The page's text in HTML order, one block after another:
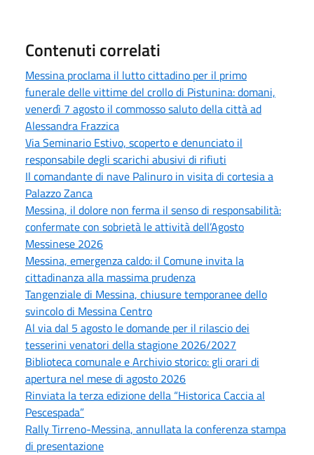
Contenuti correlati
Messina proclama il lutto cittadino per il primo
funerale delle vittime del crollo di Pistunina: domani,
venerdì 7 agosto il commosso saluto della città ad
Alessandra Frazzica
Via Seminario Estivo, scoperto e denunciato il
responsabile degli scarichi abusivi di rifiuti
Il comandante di nave Palinuro in visita di cortesia a
Palazzo Zanca
Messina, il dolore non ferma il senso di responsabilità:
confermate con sobrietà le attività dell’Agosto
Messinese 2026
Messina, emergenza caldo: il Comune invita la
cittadinanza alla massima prudenza
Tangenziale di Messina, chiusure temporanee dello
svincolo di Messina Centro
Al via dal 5 agosto le domande per il rilascio dei
tesserini venatori della stagione 2026/2027
Biblioteca comunale e Archivio storico: gli orari di
apertura nel mese di agosto 2026
Rinviata la terza edizione della “Historica Caccia al
Pescespada”
Rally Tirreno-Messina, annullata la conferenza stampa
di presentazione